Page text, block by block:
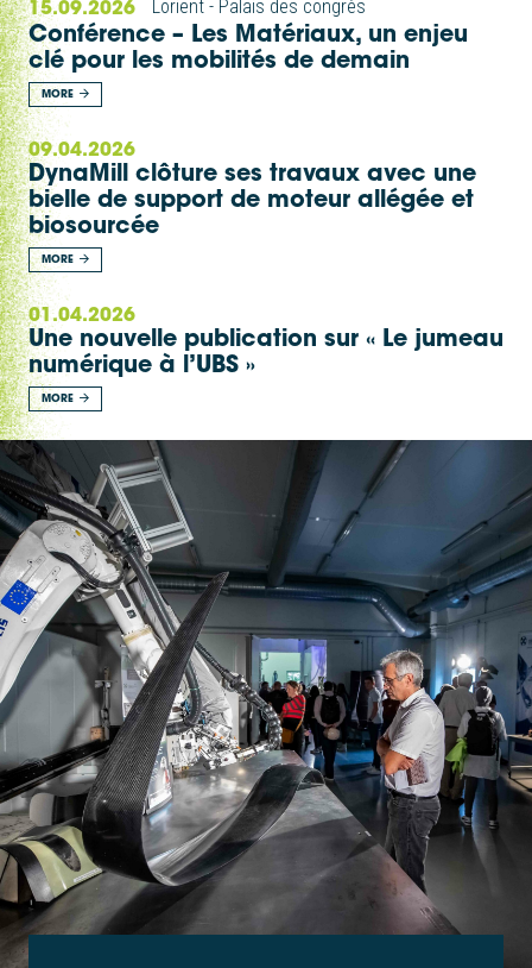
15.09.2026 Lorient - Palais des congrès
Conférence – Les Matériaux, un enjeu
clé pour les mobilités de demain
MORE
09.04.2026
DynaMill clôture ses travaux avec une
bielle de support de moteur allégée et
biosourcée
MORE
01.04.2026
Une nouvelle publication sur « Le jumeau
numérique à l’UBS »
MORE